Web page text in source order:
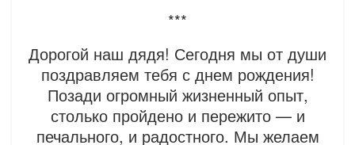
***
Дорогой наш дядя! Сегодня мы от души
поздравляем тебя с днем рождения!
Позади огромный жизненный опыт,
столько пройдено и пережито — и
печального, и радостного. Мы желаем